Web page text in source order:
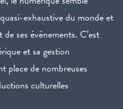
exhaustive du monde et
ses événements. C’est
et sa gestion
place de nombreuses
culturelles